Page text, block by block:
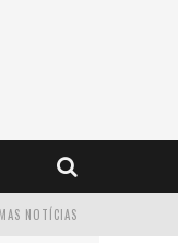
NOTÍCIAS